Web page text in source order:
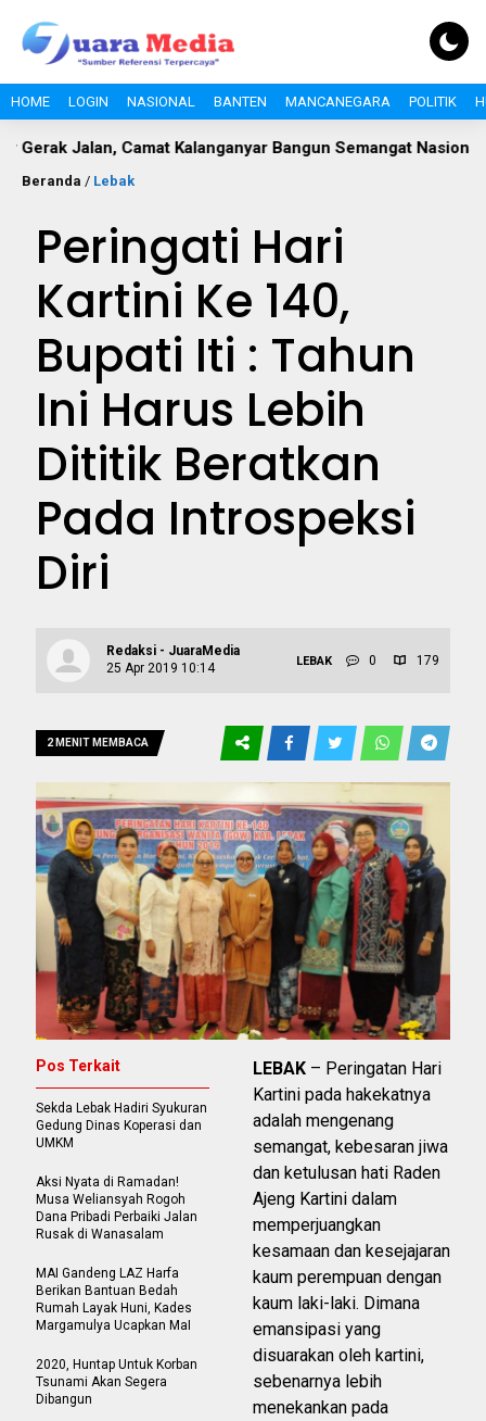
HOME LOGIN NASIONAL BANTEN MANCANEGARA POLITIK
Camat Kalanganyar Bangun Semangat Nasionalisme Pelajar
Beranda / Lebak
Peringati Hari
Kartini Ke 140,
Bupati Iti : Tahun
Ini Harus Lebih
Dititik Beratkan
Pada Introspeksi
Diri
Redaksi - JuaraMedia
25 Apr 2019 10:14
LEBAK 0 179
2 MENIT MEMBACA
LEBAK – Peringatan Hari
Kartini pada hakekatnya
adalah mengenang
semangat, kebesaran jiwa
dan ketulusan hati Raden
Ajeng Kartini dalam
memperjuangkan
kesamaan dan kesejajaran
kaum perempuan dengan
kaum laki-laki. Dimana
emansipasi yang
disuarakan oleh kartini,
sebenarnya lebih
menekankan pada
Pos Terkait
Sekda Lebak Hadiri Syukuran
Gedung Dinas Koperasi dan
UMKM
Aksi Nyata di Ramadan!
Musa Weliansyah Rogoh
Dana Pribadi Perbaiki Jalan
Rusak di Wanasalam
MAI Gandeng LAZ Harfa
Berikan Bantuan Bedah
Rumah Layak Huni, Kades
Margamulya Ucapkan MaI
2020, Huntap Untuk Korban
Tsunami Akan Segera
Dibangun